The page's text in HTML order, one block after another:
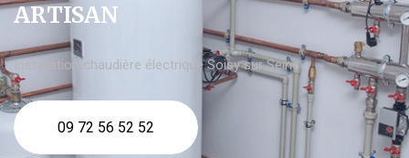
ARTISAN
Installation chaudière électrique Soisy sur Seine
09 72 56 52 52